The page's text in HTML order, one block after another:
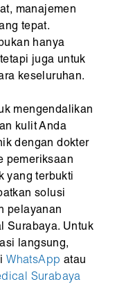
manajemen
tepat.
hanya
juga untuk
keseluruhan.
mengendalikan
kulit Anda
dengan dokter
pemeriksaan
yang terbukti
solusi
pelayanan
Surabaya. Untuk
langsung,
WhatsApp atau
Surabaya